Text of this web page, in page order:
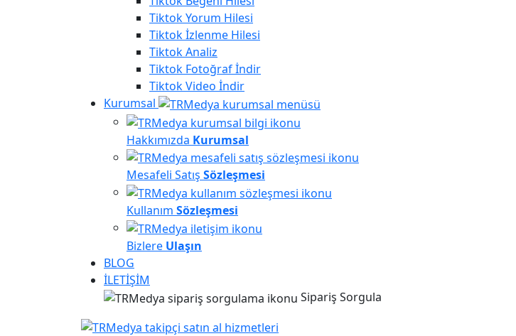
TiktokYorum Hilesi
Tiktokİzlenme Hilesi
TiktokAnaliz
Tiktok Fotoğraf İndir
TiktokVideo İndir
Kurumsal
Hakkımızda Kurumsal
Mesafeli Satış Sözleşmesi
Kullanım Sözleşmesi
Bizlere Ulaşın
BLOG
İLETİŞİM
Sipariş Sorgula